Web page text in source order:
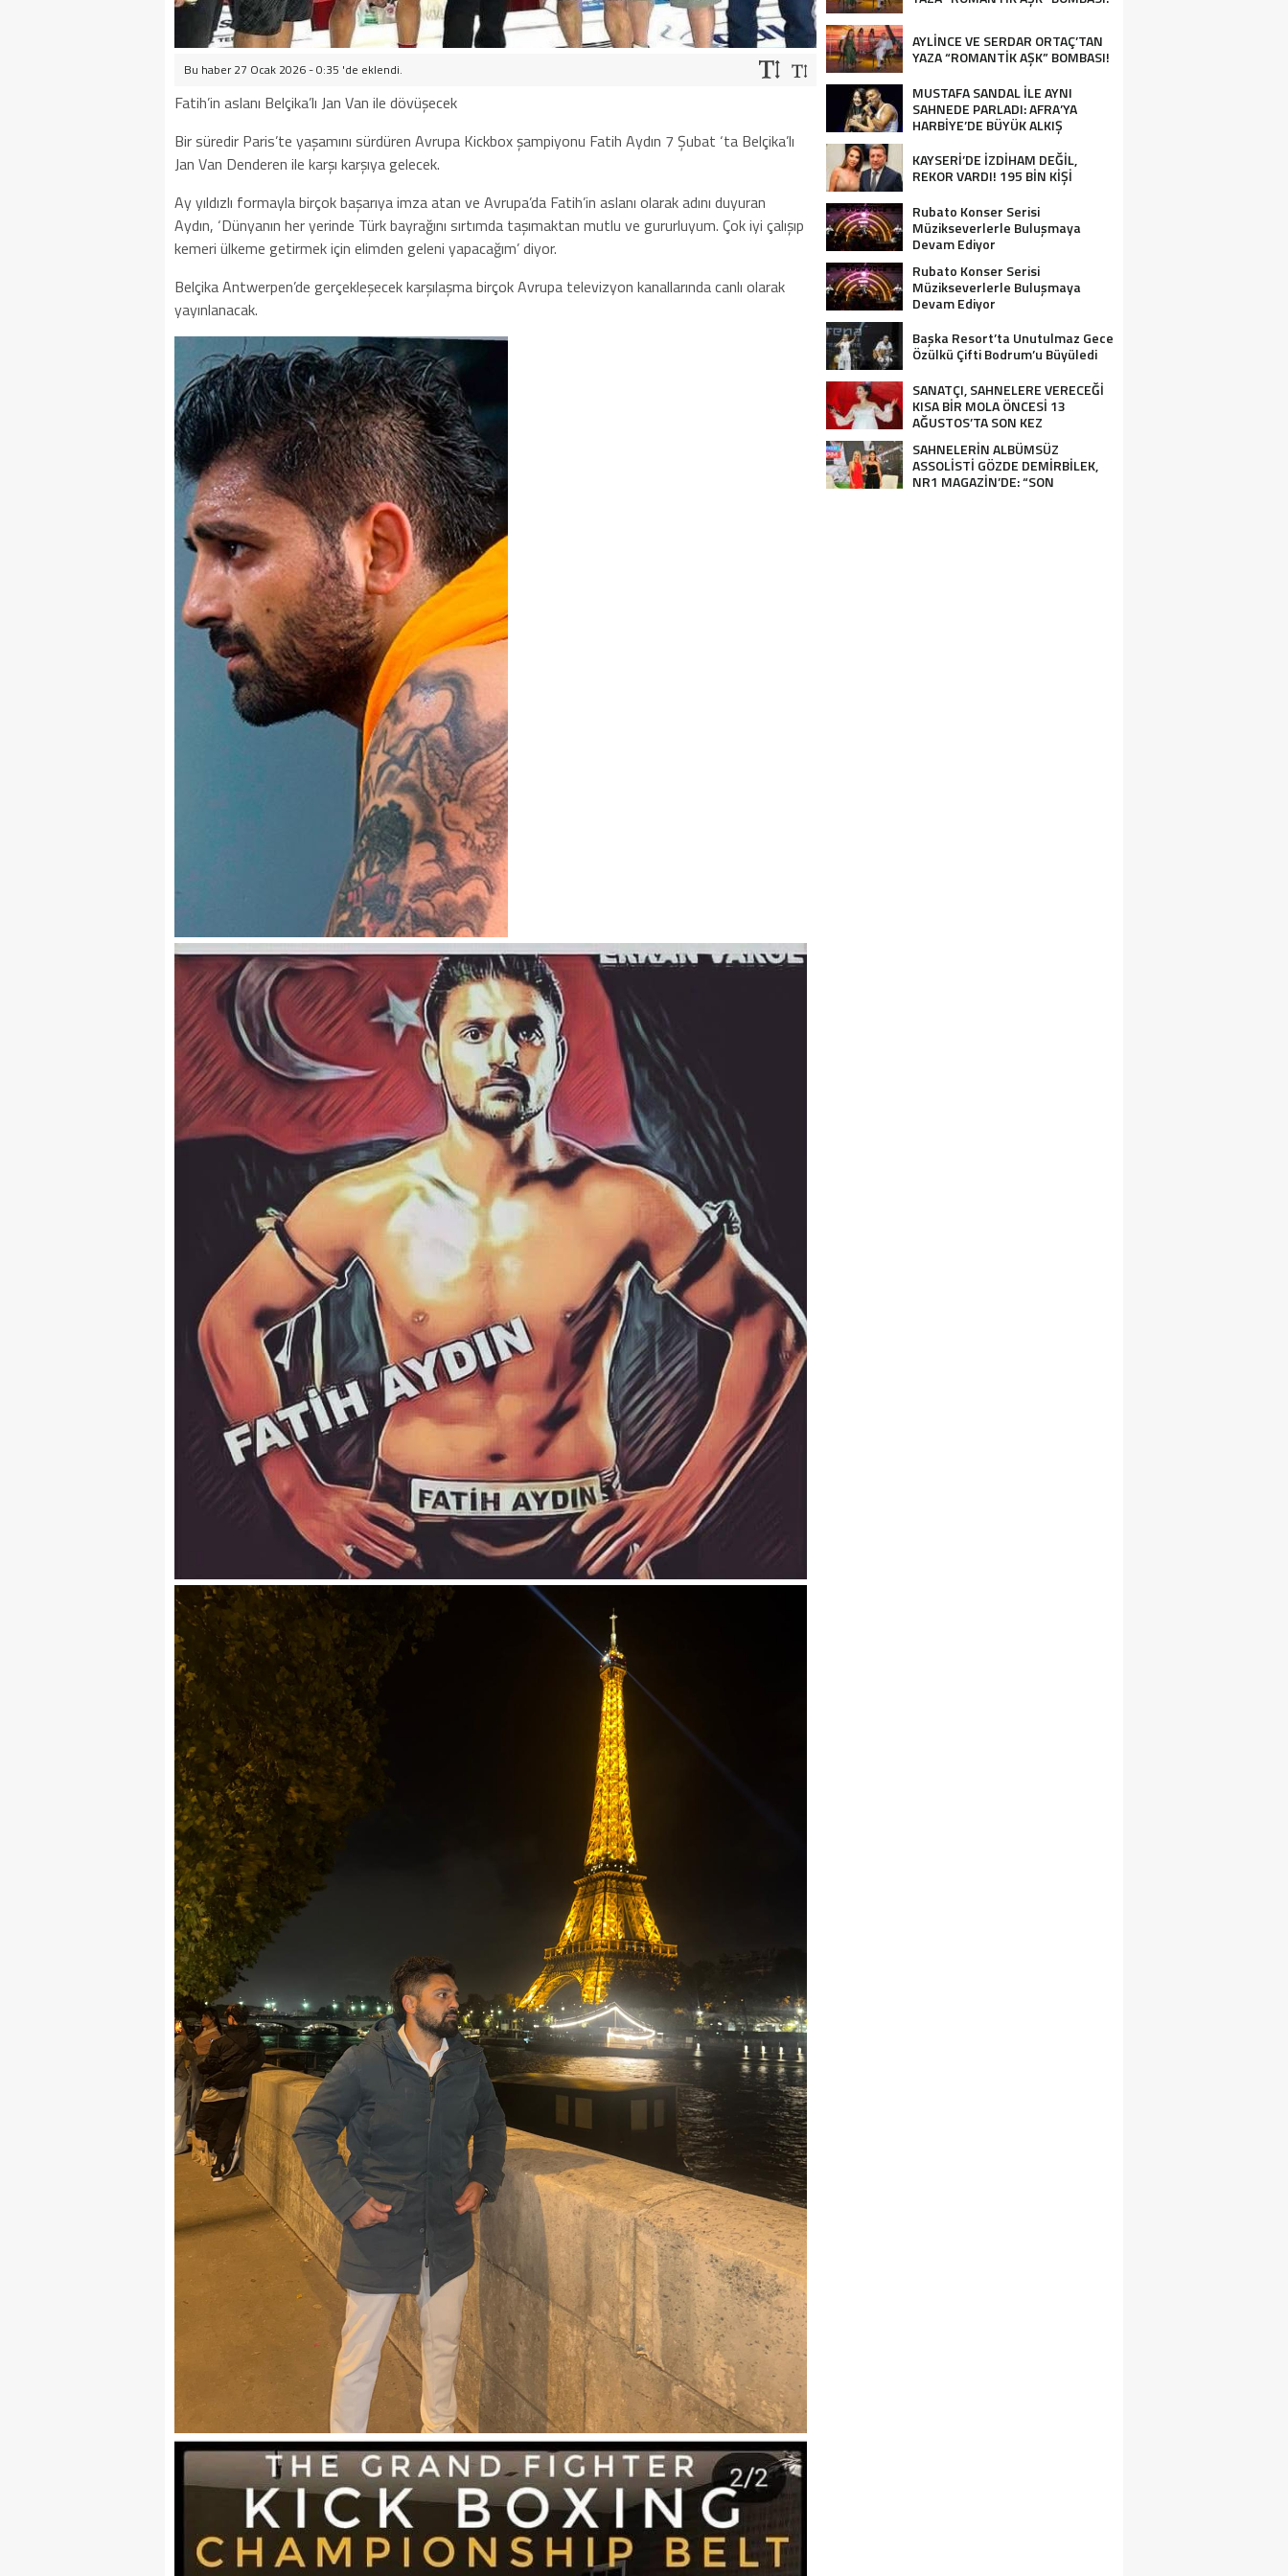
Bu haber 27 Ocak 2026 - 0:35 'de eklendi.
Fatih’in aslanı Belçika’lı Jan Van ile dövüşecek
Bir süredir Paris’te yaşamını sürdüren Avrupa Kickbox şampiyonu Fatih Aydın 7 Şubat ‘ta Belçika’lı
Jan Van Denderen ile karşı karşıya gelecek.
Ay yıldızlı formayla birçok başarıya imza atan ve Avrupa’da Fatih’in aslanı olarak adını duyuran
Aydın, ‘Dünyanın her yerinde Türk bayrağını sırtımda taşımaktan mutlu ve gururluyum. Çok iyi çalışıp
kemeri ülkeme getirmek için elimden geleni yapacağım’ diyor.
Belçika Antwerpen’de gerçekleşecek karşılaşma birçok Avrupa televizyon kanallarında canlı olarak
yayınlanacak.
AYLİNCE VE SERDAR ORTAÇ’TAN
YAZA “ROMANTİK AŞK” BOMBASI!
MUSTAFA SANDAL İLE AYNI
SAHNEDE PARLADI: AFRA’YA
HARBİYE’DE BÜYÜK ALKIŞ
KAYSERİ’DE İZDİHAM DEĞİL,
REKOR VARDI! 195 BİN KİŞİ
Rubato Konser Serisi
Müzikseverlerle Buluşmaya
Devam Ediyor
Rubato Konser Serisi
Müzikseverlerle Buluşmaya
Devam Ediyor
Başka Resort’ta Unutulmaz Gece
Özülkü Çifti Bodrum’u Büyüledi
SANATÇI, SAHNELERE VERECEĞİ
KISA BİR MOLA ÖNCESİ 13
AĞUSTOS’TA SON KEZ
HARBİYE’DE OLACAK!
SAHNELERİN ALBÜMSÜZ
ASSOLİSTİ GÖZDE DEMİRBİLEK,
NR1 MAGAZİN’DE: “SON